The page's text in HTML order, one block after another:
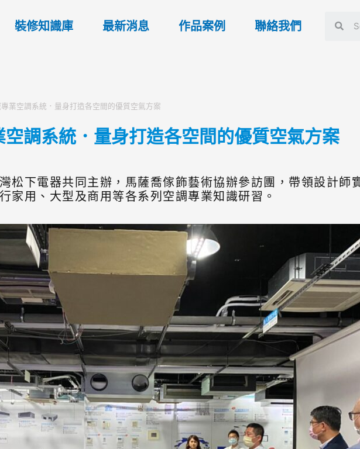
裝修知識庫 最新消息 作品案例 聯絡我們
業空調系統．量身打造各空間的優質空氣方案
調系統．量身打造各空間的優質空氣方案
松下電器共同主辦，馬薩喬傢飾藝術協辦參訪團，帶領設計師
家用、大型及商用等各系列空調專業知識研習。